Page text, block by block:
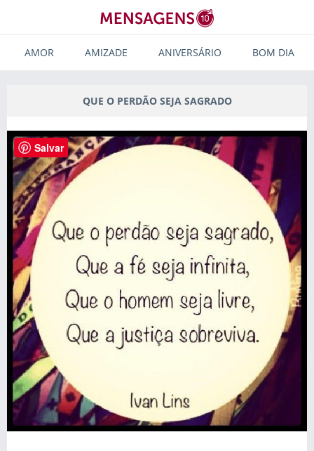
AMOR AMIZADE ANIVERSÁRIO BOM DIA
QUE O PERDÃO SEJA SAGRADO
Salvar